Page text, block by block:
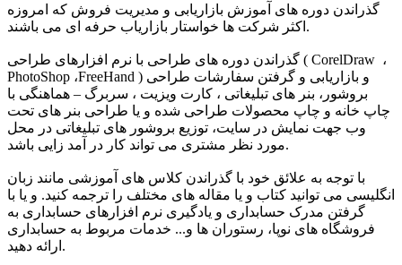
گذراندن دوره های آموزش بازاریابی و مدیریت فروش که امروزه
اکثر شرکت ها خواستار بازاریاب حرفه ای می باشند.
گذراندن دوره های طراحی با نرم افزارهای طراحی ( CorelDraw ،
PhotoShop ،FreeHand ) و بازاریابی و گرفتن سفارشات طراحی
بروشور، بنر های تبلیغاتی ، کارت ویزیت ، سربرگ – هماهنگی با
چاپ خانه و چاپ محصولات طراحی شده و یا طراحی بنر های تحت
وب جهت نمایش در سایت، توزیع بروشور های تبلیغاتی در محل
مورد نظر مشتری می تواند کار در آمد زایی باشد.
با توجه به علائق خود با گذراندن کلاس های آموزشی مانند زبان
انگلیسی می توانید کتاب و یا مقاله های مختلف را ترجمه کنید. و یا با
گرفتن مدرک حسابداری و یادگیری نرم افزارهای حسابداری به
فروشگاه های نوپا، رستوران ها و... خدمات مربوط به حسابداری
ارائه دهید.